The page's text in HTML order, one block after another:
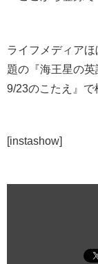
ライフメディア
題の『海王星の
9/23のこたえ』で
[instashow]